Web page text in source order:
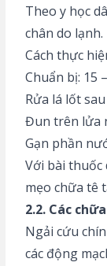
Theo y học
chân do
Cách thực
Chuẩn bị: 15
Rửa lá lốt
Đun trên lửa
Gạn phần
Với bài
mẹo chữa tê
2.2. Các
Ngải cứu
các động